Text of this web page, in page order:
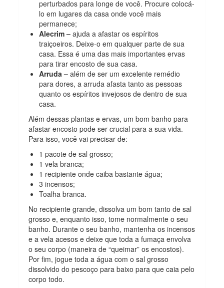
perturbados para longe de você. Procure colocá-
lo em lugares da casa onde você mais
permanece;
Alecrim –ajuda a afastar os espíritos
traiçoeiros. Deixe-o em qualquerparte de sua
casa. Essa é uma das mais importantes ervas
para tirar encosto de sua casa.
Arruda – além de ser um excelente remédio
para dores, a arruda afastatanto as pessoas
quanto os espíritos invejosos de dentro de sua
casa.
Além dessas plantas e ervas, um bom banho para
afastar encosto pode ser crucial para a sua vida.
Para isso, você vai precisar de:
1 pacote de sal grosso;
1 vela branca;
1 recipiente onde caiba bastante água;
3 incensos;
Toalha branca.
No recipiente grande, dissolva um bom tanto de sal
grosso e, enquanto isso, tome normalmente o seu
banho. Durante o seu banho, mantenha os incensos
e a vela acesos e deixe que toda a fumaça envolva
o seu corpo (maneira de “queimar” os encostos).
Por fim, jogue toda a água com o sal grosso
dissolvido do pescoço para baixo para que caia pelo
corpo todo.